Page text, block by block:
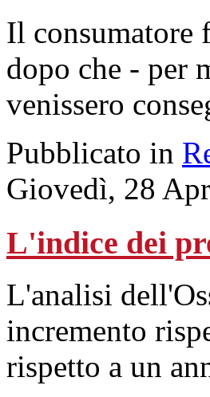
Il consumatore
dopo che - per
venissero
Pubblicato in
Giovedì, 28
L'indice dei
L'analisi
incremento
rispetto a un